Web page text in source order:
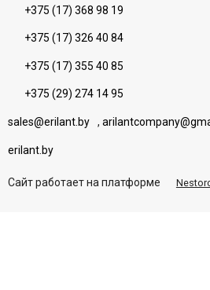
+375 (17) 368 98 19
+375 (17) 326 40 84
+375 (17) 355 40 85
+375 (29) 274 14 95
sales@erilant.by ,
erilant.by
Сайт работает на платформе